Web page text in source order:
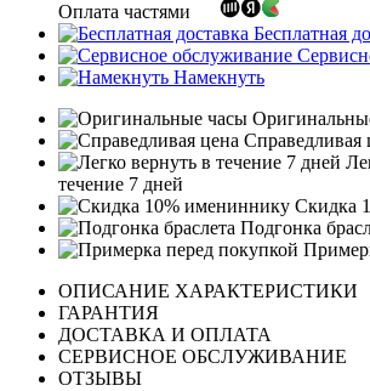
Оплата частями
Бесплатная
Намекнуть
Справедливая
течение 7 дней
Скидка
Подгонка
ОПИСАНИЕ ХАРАКТЕРИСТИКИ
ГАРАНТИЯ
ДОСТАВКА И ОПЛАТА
СЕРВИСНОЕ ОБСЛУЖИВАНИЕ
ОТЗЫВЫ